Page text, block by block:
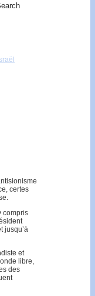
certes
compris
jusqu’à
et
libre,
des